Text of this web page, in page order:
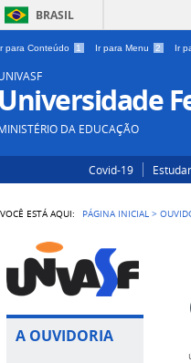
BRASIL
para Conteúdo 1 Ir para Menu 2 Ir
Universidade
DA EDUCAÇÃO
Covid-19
VOCÊ ESTÁ AQUI: PÁGINA INICIAL >
A OUVIDORIA